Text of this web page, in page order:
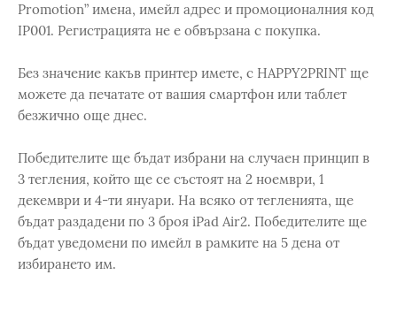
Promotion” имена, имейл адрес и промоционалния код
IP001. Регистрацията не е обвързана с покупка.
Без значение какъв принтер имете, с HAPPY2PRINT ще
можете да печатате от вашия смартфон или таблет
безжично още днес.
Победителите ще бъдат избрани на случаен принцип в
3 тегления, който ще се състоят на 2 ноември, 1
декември и 4-ти януари. На всяко от тегленията, ще
бъдат раздадени по 3 броя iPad Air2. Победителите ще
бъдат уведомени по имейл в рамките на 5 дена от
избирането им.